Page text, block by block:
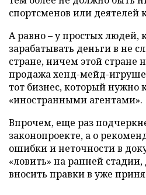
спортсменов или деятелей
А равно – у простых людей,
зарабатывать деньги в не
стране, ничем этой стране
продажа хенд-мейд-
тот бизнес, который нужно
«иностранными агентами».
Впрочем, еще раз
законопроекте, а о
ошибки и неточности в
«ловить» на ранней
вносить правки в уже